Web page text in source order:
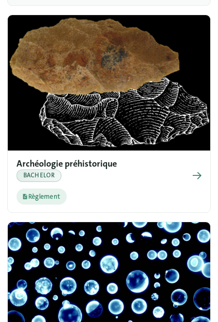
Archéologie préhistorique
BACHELOR →
Règlement